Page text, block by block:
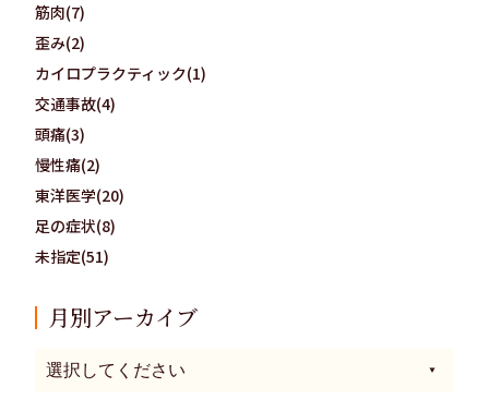
筋肉(7)
歪み(2)
カイロプラクティック(1)
交通事故(4)
頭痛(3)
慢性痛(2)
東洋医学(20)
足の症状(8)
未指定(51)
月別アーカイブ